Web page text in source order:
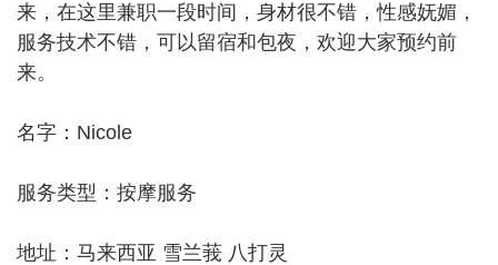
来，在这里兼职一段时间，身材很不错，性感妩媚，
服务技术不错，可以留宿和包夜，欢迎大家预约前
来。
名字：Nicole
服务类型：按摩服务
地址：马来西亚 雪兰莪 八打灵